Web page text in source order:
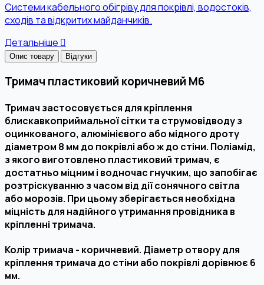
Системи кабельного обігріву для покрівлі, водостоків,
сходів та відкритих майданчиків.
Детальніше
Опис товару Відгуки
Тримач пластиковий коричневий М6
Тримач застосовується для кріплення
блискавкоприймальної сітки та струмовідводу з
оцинкованого, алюмінієвого або мідного дроту
діаметром 8 мм до покрівлі або ж до стіни. Поліамід,
з якого виготовлено пластиковий тримач, є
достатньо міцним і водночас гнучким, що запобігає
розтріскуванню з часом від дії сонячного світла
або морозів. При цьому зберігається необхідна
міцність для надійного утримання провідника в
кріпленні тримача.
Колір тримача - коричневий. Діаметр отвору для
кріплення тримача до стіни або покрівлі дорівнює 6
мм.